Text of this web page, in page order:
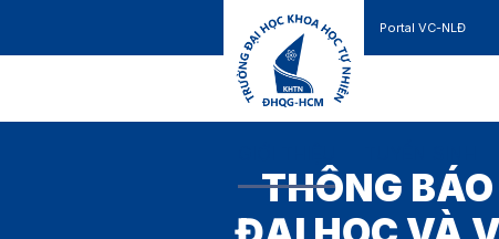
Portal VC-NLĐ
THÔNG